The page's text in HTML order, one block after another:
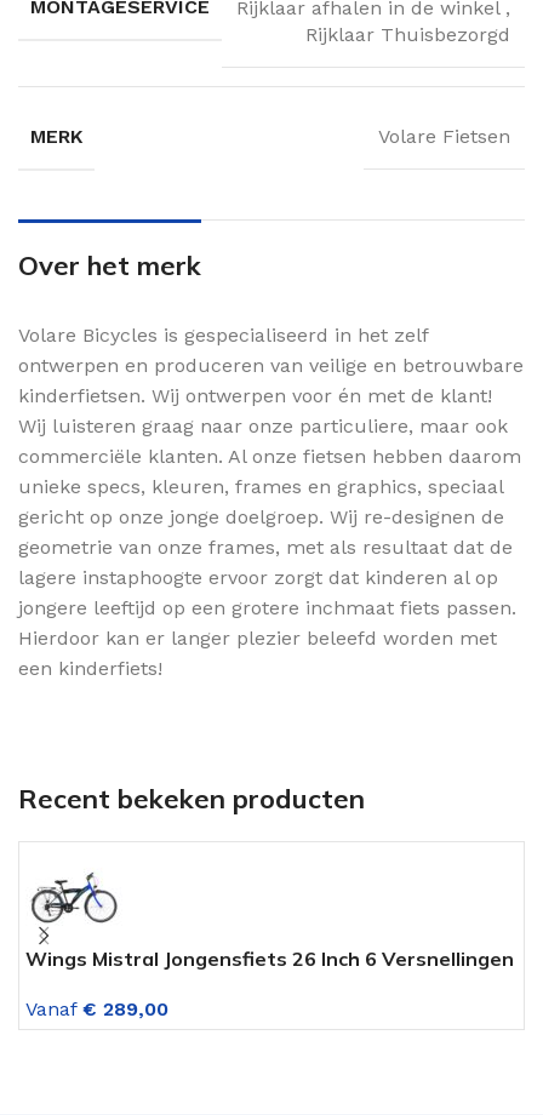
MONTAGESERVICE Rijklaar afhalen in de winkel ,
Rijklaar Thuisbezorgd
MERK Volare Fietsen
Over het merk
Volare Bicycles is gespecialiseerd in het zelf
ontwerpen en produceren van veilige en betrouwbare
kinderfietsen. Wij ontwerpen voor én met de klant!
Wij luisteren graag naar onze particuliere, maar ook
commerciële klanten. Al onze fietsen hebben daarom
unieke specs, kleuren, frames en graphics, speciaal
gericht op onze jonge doelgroep. Wij re-designen de
geometrie van onze frames, met als resultaat dat de
lagere instaphoogte ervoor zorgt dat kinderen al op
jongere leeftijd op een grotere inchmaat fiets passen.
Hierdoor kan er langer plezier beleefd worden met
een kinderfiets!
Recent bekeken producten
Wings Mistral Jongensfiets 26 Inch 6 Versnellingen
Vanaf € 289,00